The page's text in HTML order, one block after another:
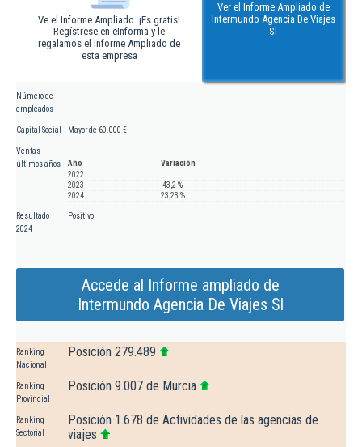
Ve el Informe Ampliado. ¡Es gratis!
Regístrese en eInforma y le
regalamos el Informe Ampliado de
esta empresa
Ver el Informe Ampliado de
Intermundo Agencia De Viajes
Sl
Número de
empleados
Capital Social Mayor de 60.000 €
Ventas
últimos años
Año
Variación
2022
2023
-43,2 %
2024
23,23 %
Resultado
2024
Positivo
Accede al Informe ampliado de
Intermundo Agencia De Viajes Sl
Ranking
Nacional
Posición 279.489
Ranking
Provincial
Posición 9.007 de Murcia
Ranking
Sectorial
Posición 1.678 de Actividades de las agencias de
viajes